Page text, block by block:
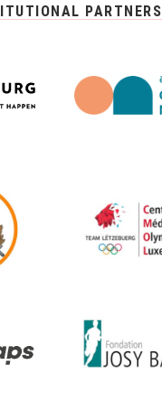
PARTNERS